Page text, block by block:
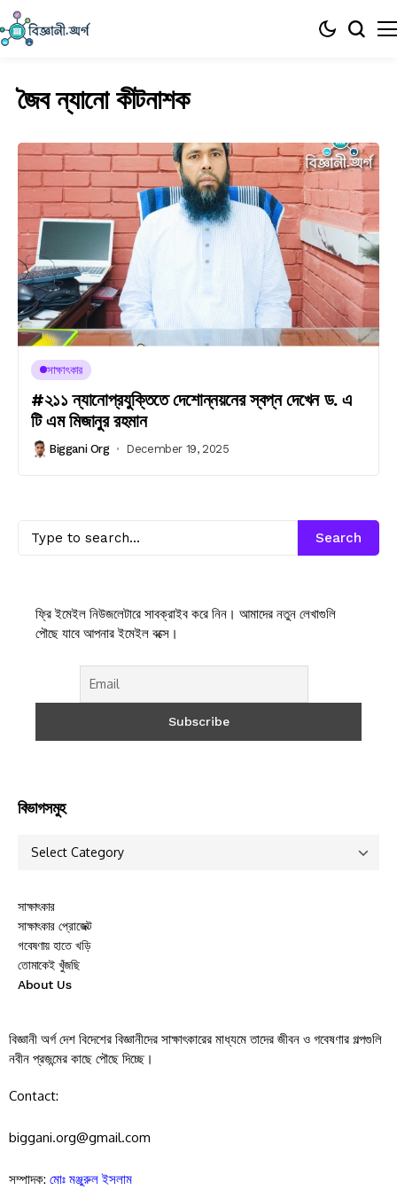
জৈব ন্যানো কীটনাশক
সাক্ষাৎকার
#২১১ ন্যানোপ্রযুক্তিতে দেশোন্নয়নের স্বপ্ন দেখেন ড. এ
টি এম মিজানুর রহমান
Biggani Org December 19, 2025
Search
ফ্রি ইমেইল নিউজলেটারে সাবক্রাইব করে নিন। আমাদের নতুন লেখাগুলি
পৌছে যাবে আপনার ইমেইল বক্সে।
বিভাগসমুহ
সাক্ষাৎকার
সাক্ষাৎকার প্রোজেক্ট
গবেষণায় হাতে খড়ি
তোমাকেই খুঁজছি
About Us
বিজ্ঞানী অর্গ দেশ বিদেশের বিজ্ঞানীদের সাক্ষাৎকারের মাধ্যমে তাদের জীবন ও গবেষণার গল্পগুলি
নবীন প্রজন্মের কাছে পৌছে দিচ্ছে।
Contact:
biggani.org@gmail.com
সম্পাদক: মোঃ মঞ্জুরুল ইসলাম